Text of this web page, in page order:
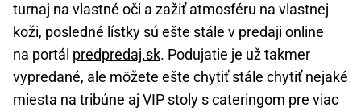
turnaj na vlastné oči a zažiť atmosféru na vlastnej
koži, posledné lístky sú ešte stále v predaji online
na portál predpredaj.sk. Podujatie je už takmer
vypredané, ale môžete ešte chytiť stále chytiť nejaké
miesta na tribúne aj VIP stoly s cateringom pre viac